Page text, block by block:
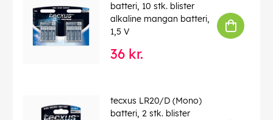
Udførende: Nippel-top
Teknologi : Nikkel-metalhydrid batteri (NiMH)
Farve: pink, sølv
batteri, 10 stk. blister
alkaline mangan batteri,
1,5 V
36 kr.
tecxus LR20/D (Mono)
batteri, 2 stk. blister